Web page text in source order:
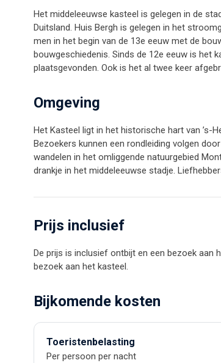
Het middeleeuwse kasteel is gelegen in de
Duitsland. Huis Bergh is gelegen in het
men in het begin van de 13e eeuw met de
bouwgeschiedenis. Sinds de 12e eeuw is het
plaatsgevonden. Ook is het al twee keer
Omgeving
Het Kasteel ligt in het historische hart van ’s-
Bezoekers kunnen een rondleiding volgen
wandelen in het omliggende natuurgebied
drankje in het middeleeuwse stadje.
Prijs inclusief
De prijs is inclusief ontbijt en een bezoek aan
bezoek aan het kasteel.
Bijkomende kosten
Toeristenbelasting
Per persoon per nacht